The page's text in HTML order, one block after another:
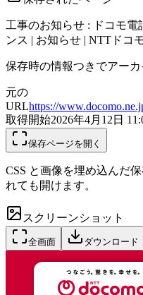
工事のお知らせ : ドコモ
ンス | お知らせ | NTTドコ
保存時の情報つきでアー
元の
URLhttps://
取得開始2026年4月12日
保存ページを開く
CSS と画像を埋め込んだ
れても開けます。
スクリーンショット
全画面 ダウンロード